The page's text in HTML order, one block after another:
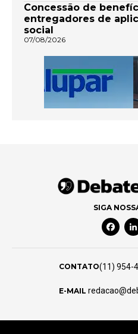
Concessão de
entregadores de
social
07/08/2026
SIGA
CONTATO(11) 954-
E-MAIL